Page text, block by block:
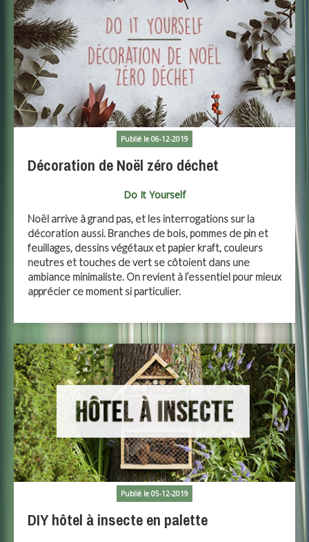
Publié le 06-12-2019
Décoration de Noël zéro déchet
Do It Yourself
Noël arrive à grand pas, et les interrogations sur la
décoration aussi. Branches de bois, pommes de pin et
feuillages, dessins végétaux et papier kraft, couleurs
neutres et touches de vert se côtoient dans une
ambiance minimaliste. On revient à l’essentiel pour mieux
apprécier ce moment si particulier.
Publié le 05-12-2019
DIY hôtel à insecte en palette